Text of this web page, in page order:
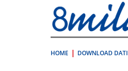
direttamente
a:
Contenuto
HOME DOWNLOAD DATI